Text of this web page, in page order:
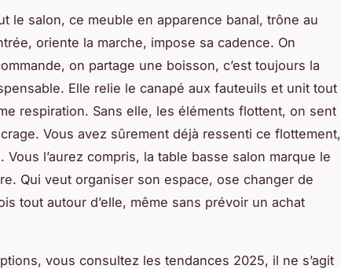
le salon, ce meuble en apparence banal, trône au
oriente la marche, impose sa cadence. On
on partage une boisson, c’est toujours la
Elle relie le canapé aux fauteuils et unit tout
respiration. Sans elle, les éléments flottent, on sent
Vous avez sûrement déjà ressenti ce flottement,
l’aurez compris, la table basse salon marque le
Qui veut organiser son espace, ose changer de
tout autour d’elle, même sans prévoir un achat
vous consultez les tendances 2025, il ne s’agit